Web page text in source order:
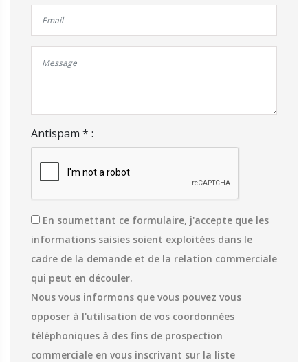
Antispam * :
En soumettant ce formulaire, j'accepte que les
informations saisies soient exploitées dans le
cadre de la demande et de la relation commerciale
qui peut en découler.
Nous vous informons que vous pouvez vous
opposer à l'utilisation de vos coordonnées
téléphoniques à des fins de prospection
commerciale en vous inscrivant sur la liste